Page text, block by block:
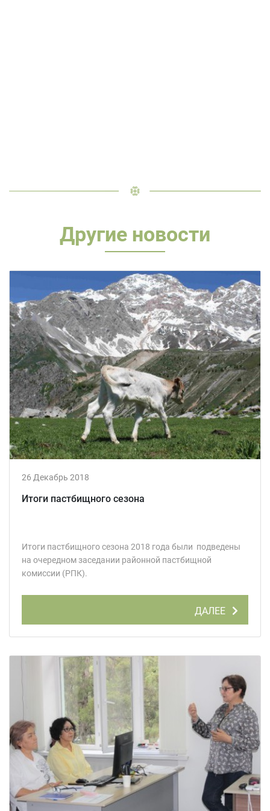
Другие новости
26 Декабрь 2018
Итоги пастбищного сезона
Итоги пастбищного сезона 2018 года были подведены
на очередном заседании районной пастбищной
комиссии (РПК).
ДАЛЕЕ